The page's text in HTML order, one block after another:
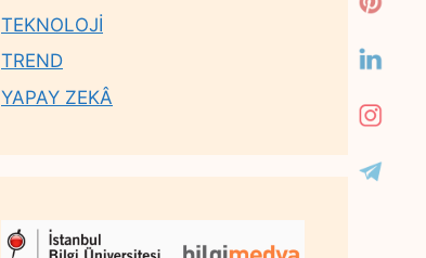
TEKNOLOJİ
TREND
YAPAY ZEKÂ